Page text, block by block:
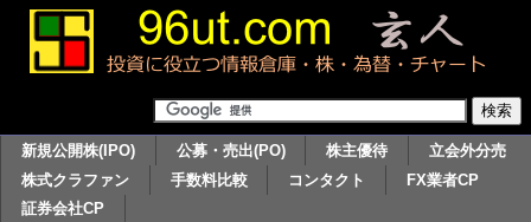
新規公開株(IPO) 公募・売出(PO) 株主優待
立会外分売
株式クラファン
手数料比較 コンタクト
FX業者CP
証券会社CP